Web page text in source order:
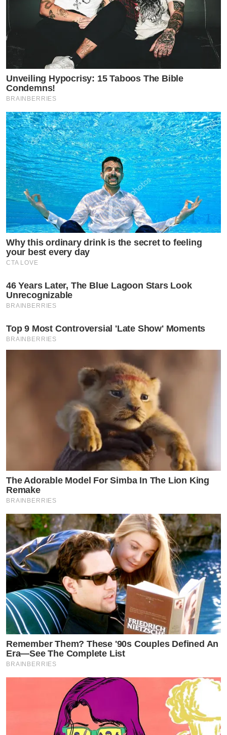
Unveiling Hypocrisy: 15 Taboos The Bible
Condemns!
BRAINBERRIES
Why this ordinary drink is the secret to feeling
your best every day
CTA LOVE
46 Years Later, The Blue Lagoon Stars Look
Unrecognizable
BRAINBERRIES
Top 9 Most Controversial 'Late Show' Moments
BRAINBERRIES
The Adorable Model For Simba In The Lion King
Remake
BRAINBERRIES
Remember Them? These '90s Couples Defined An
Era—See The Complete List
BRAINBERRIES